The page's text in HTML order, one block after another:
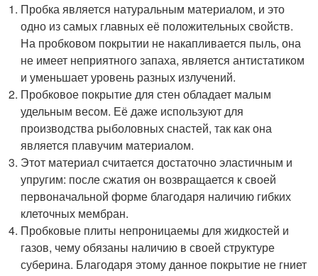
Пробка является натуральным материалом, и это
одно из самых главных её положительных свойств.
На пробковом покрытии не накапливается пыль, она
не имеет неприятного запаха, является антистатиком
и уменьшает уровень разных излучений.
Пробковое покрытие для стен обладает малым
удельным весом. Её даже используют для
производства рыболовных снастей, так как она
является плавучим материалом.
Этот материал считается достаточно эластичным и
упругим: после сжатия он возвращается к своей
первоначальной форме благодаря наличию гибких
клеточных мембран.
Пробковые плиты непроницаемы для жидкостей и
газов, чему обязаны наличию в своей структуре
суберина. Благодаря этому данное покрытие не гниет